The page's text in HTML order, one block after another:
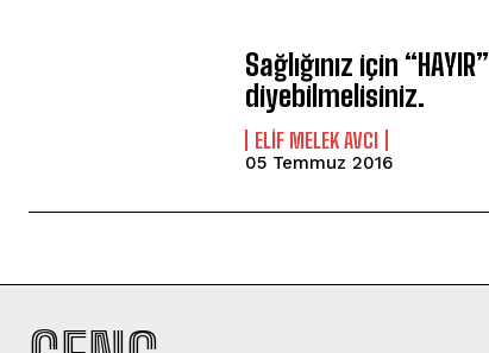
Sağlığınız için “HAYIR”
diyebilmelisiniz.
ELIF MELEK AVCI
05 Temmuz 2016